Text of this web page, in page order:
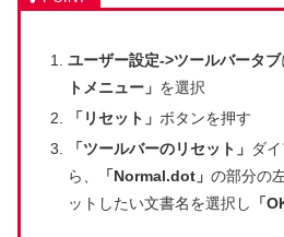
ユーザー設定->ツールバータブ
トメニュー」 を選択
「リセット」 ボタンを押す
「ツールバーのリセット」 ダ
ら、
「Normal.dot」 の部分の
ットしたい文書名を選択し
「